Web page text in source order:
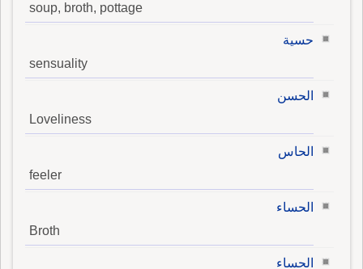
soup, broth, pottage
حسية
sensuality
الحسن
Loveliness
الحاس
feeler
الحساء
Broth
الحساء